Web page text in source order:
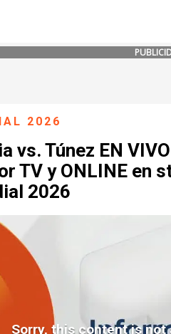
2026
vs. Túnez EN
TV y ONLINE en
2026